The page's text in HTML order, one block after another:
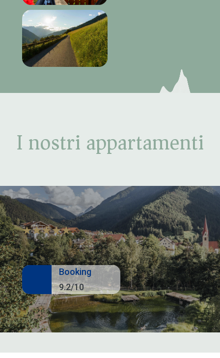
I nostri appartamenti
☆☆☆☆☆
Booking
9.2/10